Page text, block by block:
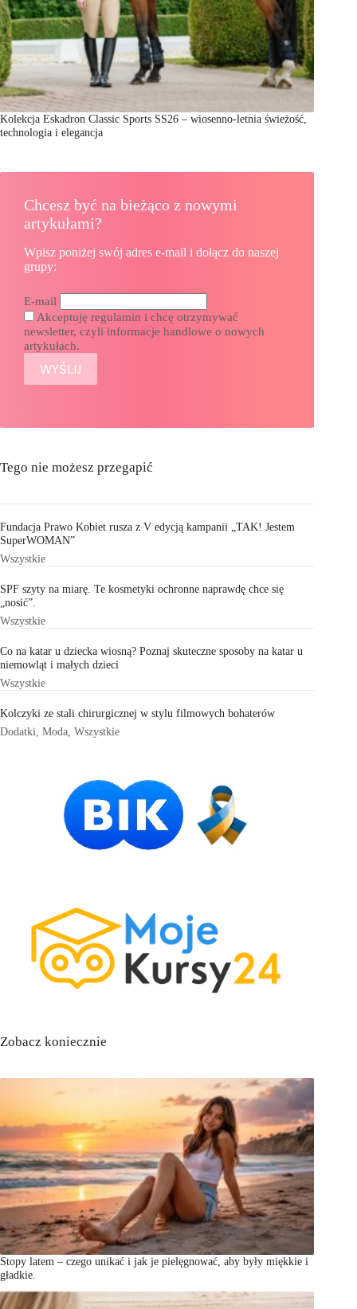
Kolekcja Eskadron Classic Sports SS26 – wiosenno-letnia świeżość,
technologia i elegancja
Chcesz być na bieżąco z nowymi
artykułami?
Wpisz poniżej swój adres e-mail i dołącz do naszej
grupy:
E-mail
Akceptuję regulamin i chcę otrzymywać
newsletter, czyli informacje handlowe o nowych
artykułach.
Tego nie możesz przegapić
Fundacja Prawo Kobiet rusza z V edycją kampanii „TAK! Jestem
SuperWOMAN”
Wszystkie
SPF szyty na miarę. Te kosmetyki ochronne naprawdę chce się
„nosić”.
Wszystkie
Co na katar u dziecka wiosną? Poznaj skuteczne sposoby na katar u
niemowląt i małych dzieci
Wszystkie
Kolczyki ze stali chirurgicznej w stylu filmowych bohaterów
Dodatki Moda Wszystkie
Zobacz koniecznie
Stopy latem – czego unikać i jak je pielęgnować, aby były miękkie i
gładkie.